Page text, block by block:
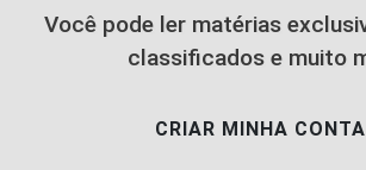
Você pode ler matérias
classificados e muito
CRIAR MINHA CONTA